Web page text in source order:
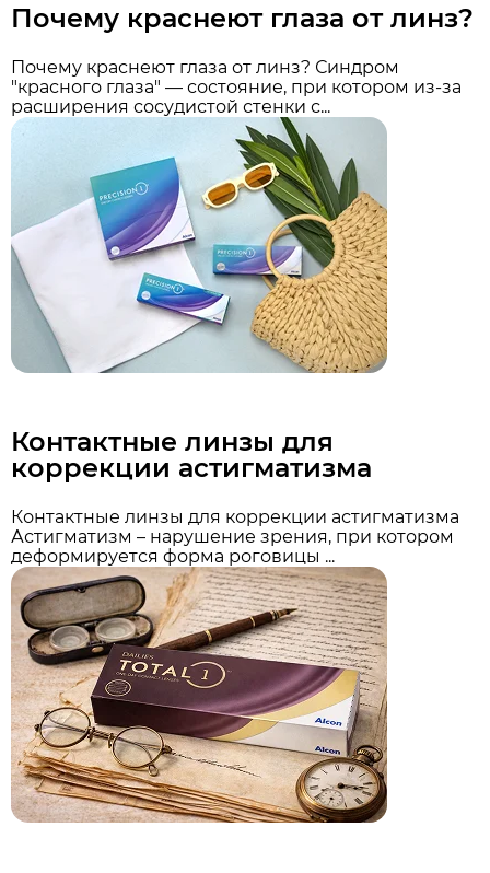
Почему краснеют глаза от линз?
Почему краснеют глаза от линз? Синдром
"красного глаза" — состояние, при котором из-за
расширения сосудистой стенки с...
Контактные линзы для
коррекции астигматизма
Контактные линзы для коррекции астигматизма
Астигматизм – нарушение зрения, при котором
деформируется форма роговицы ...